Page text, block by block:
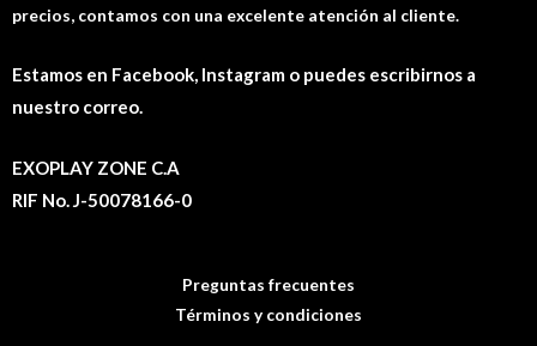
precios, contamos con una excelente atención al cliente.
Estamos en Facebook, Instagram o puedes escribirnos a
nuestro correo.
EXOPLAY ZONE C.A
RIF No. J-50078166-0
Preguntas frecuentes
Términos y condiciones